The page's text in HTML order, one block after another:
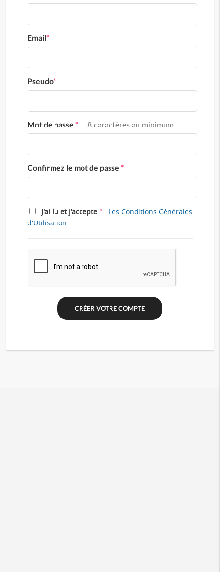
Email*
Pseudo*
Mot de passe * 8 caractères au minimum
Confirmez le mot de passe *
J'ai lu et j'accepte *
Les Conditions Générales
d'Utilisation